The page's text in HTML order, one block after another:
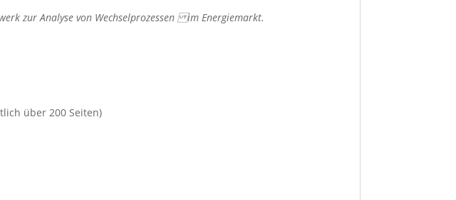
zur Analyse von Wechselprozessen im Energiemarkt.
über 200 Seiten)